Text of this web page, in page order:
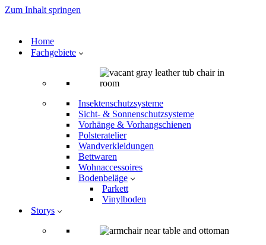
Zum Inhalt springen
Home
Fachgebiete
Insektenschutzsysteme
Sicht- & Sonnenschutzsysteme
Vorhänge & Vorhangschienen
Polsteratelier
Wandverkleidungen
Bettwaren
Wohnaccessoires
Bodenbeläge
Parkett
Vinylboden
Storys